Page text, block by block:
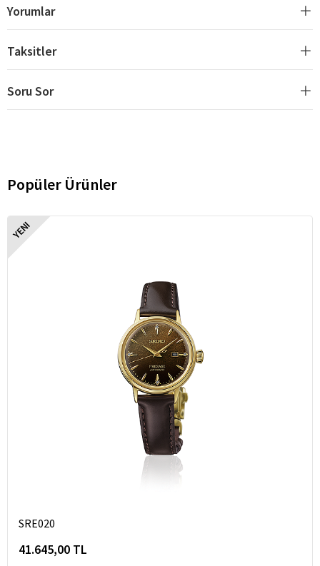
Yorumlar
Taksitler
Soru Sor
Popüler Ürünler
YENI
SRE020
41.645,00 TL